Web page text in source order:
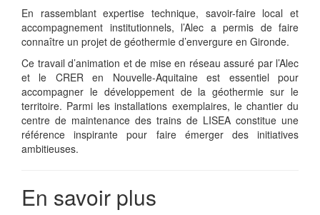
En rassemblant expertise technique, savoir-faire local et
accompagnement institutionnels, l’Alec a permis de faire
connaître un projet de géothermie d’envergure en Gironde.
Ce travail d’animation et de mise en réseau assuré par l’Alec
et le CRER en Nouvelle-Aquitaine est essentiel pour
accompagner le développement de la géothermie sur le
territoire. Parmi les installations exemplaires, le chantier du
centre de maintenance des trains de LISEA constitue une
référence inspirante pour faire émerger des initiatives
ambitieuses.
En savoir plus